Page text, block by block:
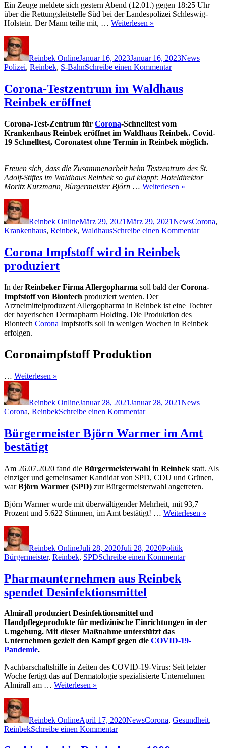
Ein Zeuge meldete sich gestern Abend (12.01.) gegen 18:25 Uhr
über die Rettungsleitstelle Süd bei der Landespolizei Schleswig-
Holstein. Der Mann teilte mit, … Weiterlesen »
Reinbek OnlineJanuar 16, 2023Januar 16, 2023News
Polizei, Reinbek, S-BahnSchreibe einen Kommentarzu
S-
Bahn
Bergedorf
und
Aumühle
Corona-Testzentrum im Waldhaus
Reinbek eröffnet
Corona-Test-Zentrum für Corona-Schnelltest vom
Krankenhaus Reinbek eröffnet im Waldhaus Reinbek. Covid-
19 Schnelltest, Coronatest ohne Termin in Reinbek möglich.
Freuen sich, dass die Zusammenarbeit beim Testzentrum des St.
Adolf-Stiftes im Waldhaus Reinbek so gut klappt: Hoteldirektor
Moritz Kurzmann, Bürgermeister Björn … Weiterlesen »
Reinbek OnlineMärz 29, 2021März 29, 2021NewsCorona,
Krankenhaus, Reinbek, WaldhausSchreibe einen Kommentarzu
eröffnet
Corona Impfstoff wird in Reinbek
produziert
In derReinbeker Firma Allergopharma soll bald derCorona-
Impfstoff von Biontech produziert werden. Der
Arzneimittelproduzent Allergopharma in Reinbek ist eine Tochter
der bayerischen Dermapharm Holding. Die Produktion des
Biontech Corona Impfstoffs soll in wenigen Wochen in Reinbek
erfolgen.
Coronaimpfstoff Produktion
… Weiterlesen »
Reinbek OnlineJanuar 28, 2021Januar 28, 2021News
Corona, ReinbekSchreibe einen Kommentarzu
Impfstoff
wird
produziert
Bürgermeister Björn Warmer im Amt
bestätigt
Am 26.07.2020 fand die Bürgermeisterwahl in Reinbek statt. Als
einziger und gemeinsamer Kandidat von SPD, CDU und Grünen,
warBjörn Warmer (SPD) zur Bürgermeisterwahl angetreten.
Björn Warmer wurde mit überwältigender Mehrheit, mit 93,7
Prozent und 5.622 Stimmen, im Amt bestätigt! … Weiterlesen »
Reinbek OnlineJuli 28, 2020Juli 28, 2020Politik
Bürgermeister, Reinbek, SPDSchreibe einen Kommentarzu
Pharmaunternehmen aus Reinbek
spendet Desinfektionsmittel
Almirall produziert Desinfektionsmittel und
Handpflegeprodukte für medizinische Einrichtungen in der
Umgebung. Mit dieser Maßnahme unterstützt das
Unternehmen gezielt den Kampf gegen die COVID-19-
Pandemie.
Nachbarschaftshilfe in Zeiten des COVID-19-Virus: Seit letzter
Woche fertigt das auf Dermatologie spezialisierte Unternehmen
Almirall am … Weiterlesen »
Reinbek OnlineApril 17, 2020NewsCorona, Gesundheit,
ReinbekSchreibe einen Kommentarzu